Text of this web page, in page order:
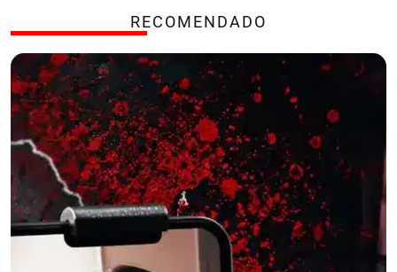
RECOMENDADO